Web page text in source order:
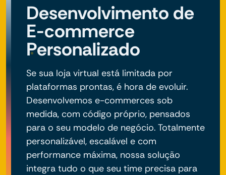
Desenvolvimento de
E-commerce
Personalizado
Se sua loja virtual está limitada por
plataformas prontas, é hora de evoluir.
Desenvolvemos e-commerces sob
medida, com código próprio, pensados
para o seu modelo de negócio. Totalmente
personalizável, escalável e com
performance máxima, nossa solução
integra tudo o que seu time precisa para